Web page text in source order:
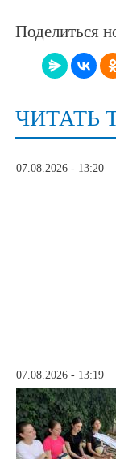
Поделиться
ЧИТАТЬ
07.08.2026 - 13:20
07.08.2026 - 13:19